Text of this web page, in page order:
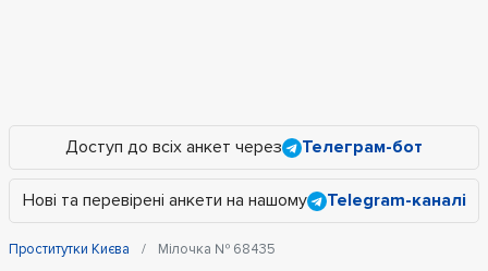
Доступ до всіх анкет через Телеграм-бот
Нові та перевірені анкети на нашому Telegram-каналі
Проститутки Києва Мілочка № 68435